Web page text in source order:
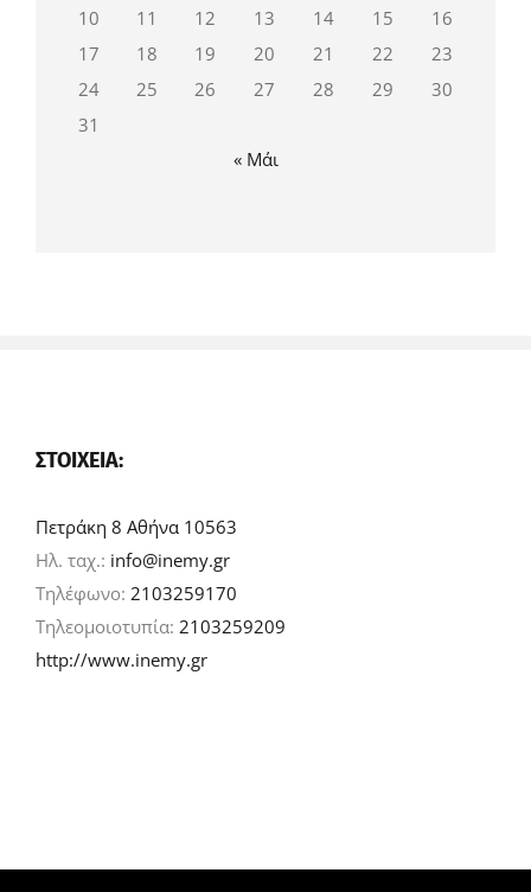
10
11 12 13 14 15
16
17
18 19 20 21 22
23
24
25 26 27 28 29
30
31
« Μάι
ΣΤΟΙΧΕΊΑ:
Πετράκη 8 Αθήνα 10563
Ηλ. ταχ.: info@inemy.gr
Τηλέφωνο: 2103259170
Τηλεομοιοτυπία: 2103259209
http://www.inemy.gr